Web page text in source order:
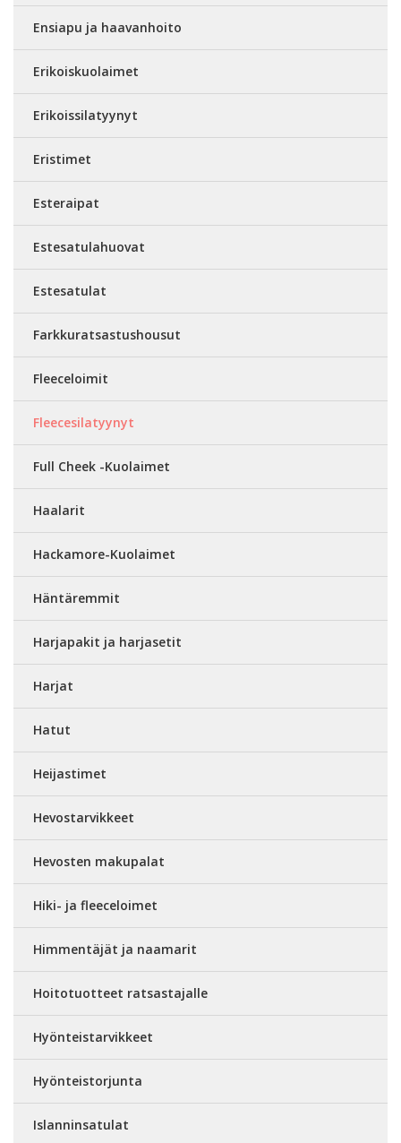
Ensiapu ja haavanhoito
Erikoiskuolaimet
Erikoissilatyynyt
Eristimet
Esteraipat
Estesatulahuovat
Estesatulat
Farkkuratsastushousut
Fleeceloimit
Fleecesilatyynyt
Full Cheek -Kuolaimet
Haalarit
Hackamore-Kuolaimet
Häntäremmit
Harjapakit ja harjasetit
Harjat
Hatut
Heijastimet
Hevostarvikkeet
Hevosten makupalat
Hiki- ja fleeceloimet
Himmentäjät ja naamarit
Hoitotuotteet ratsastajalle
Hyönteistarvikkeet
Hyönteistorjunta
Islanninsatulat